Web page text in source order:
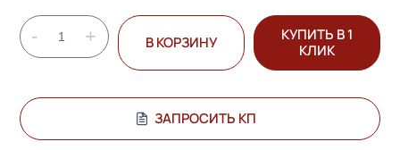
- + В КОРЗИНУ
КУПИТЬ В 1
КЛИК
ЗАПРОСИТЬ КП